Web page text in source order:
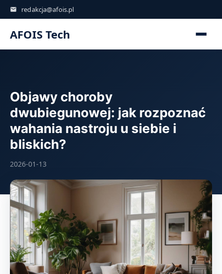
redakcja@afois.pl
AFOIS Tech
Objawy choroby
dwubiegunowej: jak rozpoznać
wahania nastroju u siebie i
bliskich?
2026-01-13